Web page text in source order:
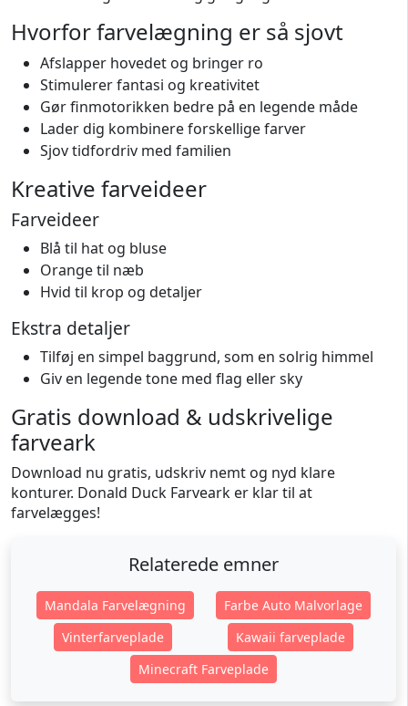
Hvorfor farvelægning er så sjovt
Afslapper hovedet og bringer ro
Stimulerer fantasi og kreativitet
Gør finmotorikken bedre på en legende måde
Lader dig kombinere forskellige farver
Sjov tidfordriv med familien
Kreative farveideer
Farveideer
Blå til hat og bluse
Orange til næb
Hvid til krop og detaljer
Ekstra detaljer
Tilføj en simpel baggrund, som en solrig himmel
Giv en legende tone med flag eller sky
Gratis download & udskrivelige
farveark
Download nu gratis, udskriv nemt og nyd klare
konturer. Donald Duck Farveark er klar til at
farvelægges!
Relaterede emner
Mandala Farvelægning
Farbe Auto Malvorlage
Vinterfarveplade
Kawaii farveplade
Minecraft Farveplade